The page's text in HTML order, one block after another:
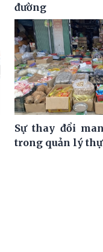
đường
Sự thay đổi
trong quản lý